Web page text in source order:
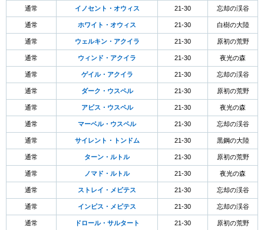
通常 イノセント・オウィス 21-30 忘却の渓谷
通常 ホワイト・オウィス 21-30 白樹の大陸
通常 ウェルキン・アクイラ 21-30 原初の荒野
通常 ウィンド・アクイラ 21-30 夜光の森
通常 ゲイル・アクイラ 21-30 忘却の渓谷
通常 ダーク・ウスペル 21-30 原初の荒野
通常 アビス・ウスペル 21-30 夜光の森
通常 マーベル・ウスペル 21-30 忘却の渓谷
通常 サイレント・トンドム 21-30 黒鋼の大陸
通常 ターン・ルトル 21-30 原初の荒野
通常 ノマド・ルトル 21-30 夜光の森
通常 ストレイ・メピテス 21-30 忘却の渓谷
通常 インピス・メピテス 21-30 忘却の渓谷
通常 ドロール・サルタート 21-30 原初の荒野